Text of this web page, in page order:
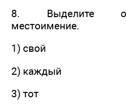
8. Выделите
местоимение.
1) свой
2) каждый
3) тот